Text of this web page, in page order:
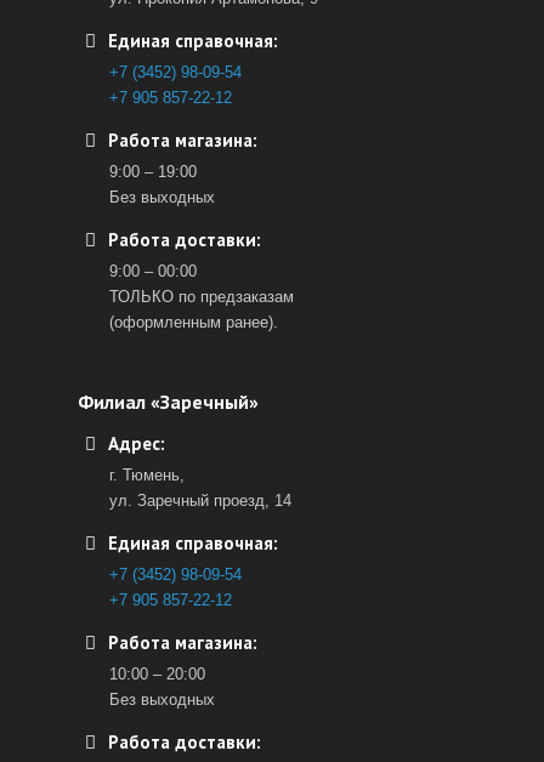
Единая справочная:
+7 (3452) 98-09-54
+7 905 857-22-12
Работа магазина:
9:00 – 19:00
Без выходных
Работа доставки:
9:00 – 00:00
ТОЛЬКО по предзаказам
(оформленным ранее).
Филиал «Заречный»
Адрес:
г. Тюмень,
ул. Заречный проезд, 14
Единая справочная:
+7 (3452) 98-09-54
+7 905 857-22-12
Работа магазина:
10:00 – 20:00
Без выходных
Работа доставки: